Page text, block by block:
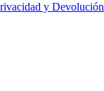
y Devolución